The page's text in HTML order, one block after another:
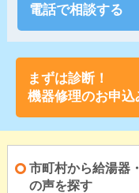
電話で相談する
まずは診断！
機器修理のお申込
市町村から給湯器
の声を探す